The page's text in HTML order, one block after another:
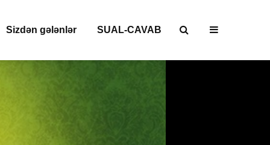
Sizdən gələnlər SUAL-CAVAB